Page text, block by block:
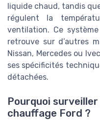
liquide chaud, tandis
régulent la
ventilation. Ce
retrouve sur d’autres
Nissan, Mercedes ou
ses spécificités
détachées.
Pourquoi
chauffage Ford ?